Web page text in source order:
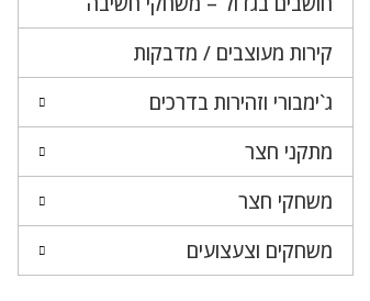
קירות מעוצבים / מדבקות
ג`ימבורי וזהירות בדרכים
מתקני חצר
משחקי חצר
משחקים וצעצועים